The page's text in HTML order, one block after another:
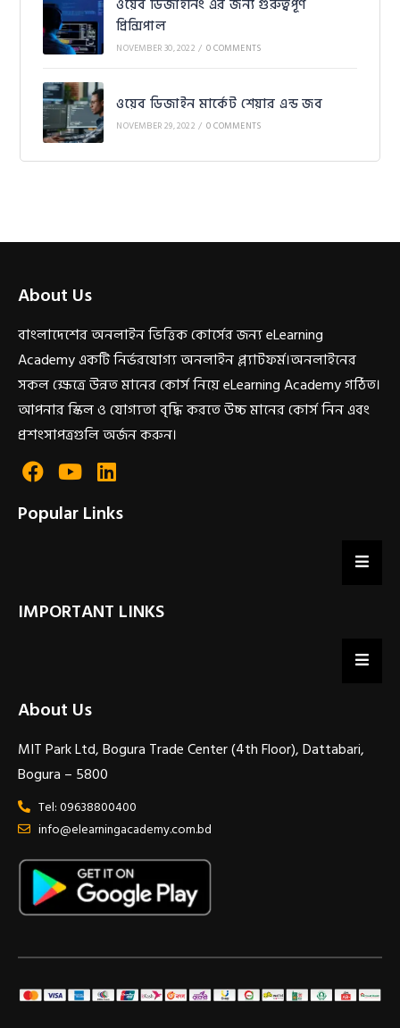
ওয়েব ডিজাইনিং এর জন্য গুরুত্বপূর্ণ
প্রিন্সিপাল
NOVEMBER 30, 2022 / 0 COMMENTS
ওয়েব ডিজাইন মার্কেট শেয়ার এন্ড জব
NOVEMBER 29, 2022 / 0 COMMENTS
About Us
বাংলাদেশের অনলাইন ভিত্তিক কোর্সের জন্য eLearning
Academy একটি নির্ভরযোগ্য অনলাইন প্ল্যাটফর্ম।অনলাইনের
সকল ক্ষেত্রে উন্নত মানের কোর্স নিয়ে eLearning Academy গঠিত।
আপনার স্কিল ও যোগ্যতা বৃদ্ধি করতে উচ্চ মানের কোর্স নিন এবং
প্রশংসাপত্রগুলি অর্জন করুন।
Popular Links
IMPORTANT LINKS
About Us
MIT Park Ltd, Bogura Trade Center (4th Floor), Dattabari,
Bogura – 5800
Tel: 09638800400
info@elearningacademy.com.bd